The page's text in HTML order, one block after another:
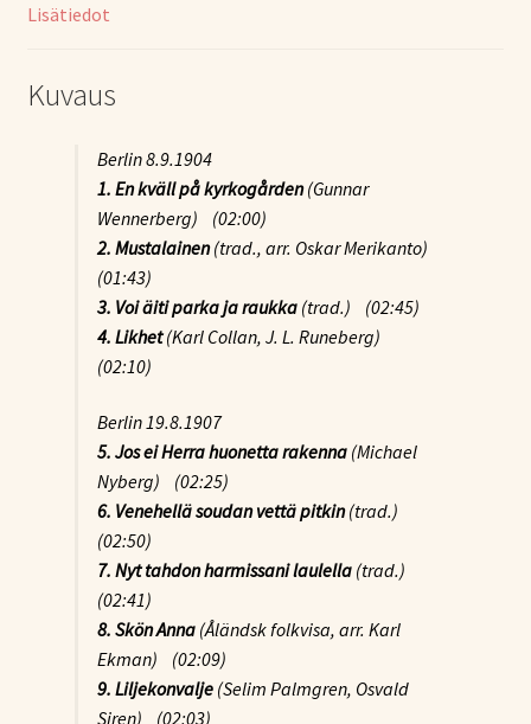
Lisätiedot
Kuvaus
Berlin 8.9.1904
1. En kväll på kyrkogården(Gunnar
Wennerberg) (02:00)
2. Mustalainen(trad., arr. Oskar Merikanto)
(01:43)
3. Voi äiti parka ja raukka(trad.) (02:45)
4. Likhet(Karl Collan, J. L. Runeberg)
(02:10)
Berlin 19.8.1907
5. Jos ei Herra huonetta rakenna (Michael
Nyberg) (02:25)
6. Venehellä soudan vettä pitkin(trad.)
(02:50)
7. Nyt tahdon harmissani laulella(trad.)
(02:41)
8. Skön Anna(Åländsk folkvisa, arr. Karl
Ekman) (02:09)
9. Liljekonvalje(Selim Palmgren, Osvald
Siren) (02:03)